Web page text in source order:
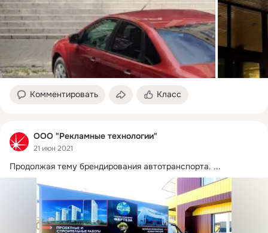
Комментировать Класс
ООО "Рекламные технологии"
21 июн 2021
Продолжая тему брендирования автотранспорта. ...